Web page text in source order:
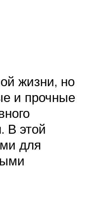
жизни, но
и прочные
В этой
для